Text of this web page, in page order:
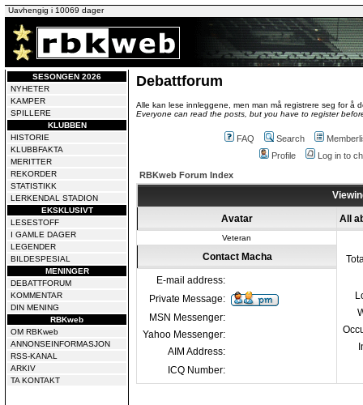
Uavhengig i 10069 dager
SESONGEN 2026
NYHETER
KAMPER
SPILLERE
KLUBBEN
HISTORIE
KLUBBFAKTA
MERITTER
REKORDER
STATISTIKK
LERKENDAL STADION
EKSKLUSIVT
LESESTOFF
I GAMLE DAGER
LEGENDER
BILDESPESIAL
MENINGER
DEBATTFORUM
KOMMENTAR
DIN MENING
RBKweb
OM RBKweb
ANNONSEINFORMASJON
RSS-KANAL
ARKIV
TA KONTAKT
Debattforum
Alle kan lese innleggene, men man må registrere seg for å
Everyone can read the posts, but you have to register
FAQ Search
Profile
Log in to
RBKweb Forum Index
Avatar All
Veteran
Contact Macha
E-mail address:
Private Message:
MSN Messenger:
Yahoo Messenger:
AIM Address:
ICQ Number: